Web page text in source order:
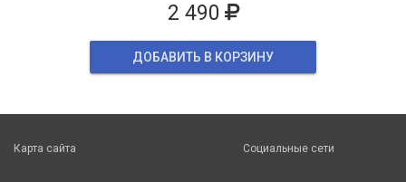
2 490
ДОБАВИТЬ В КОРЗИНУ
Карта сайта Социальные сети